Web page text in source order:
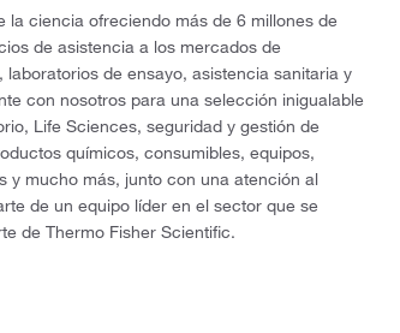
la ciencia ofreciendo más de 6 millones de
de asistencia a los mercados de
de ensayo, asistencia sanitaria y
con nosotros para una selección inigualable
Life Sciences, seguridad y gestión de
químicos, consumibles, equipos,
y mucho más, junto con una atención al
de un equipo líder en el sector que se
de Thermo Fisher Scientific.